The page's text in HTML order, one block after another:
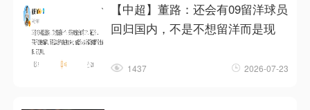
【中超】董路：还会有09留洋球员
回归国内，不是不想留洋而是现
1437 2026-07-23